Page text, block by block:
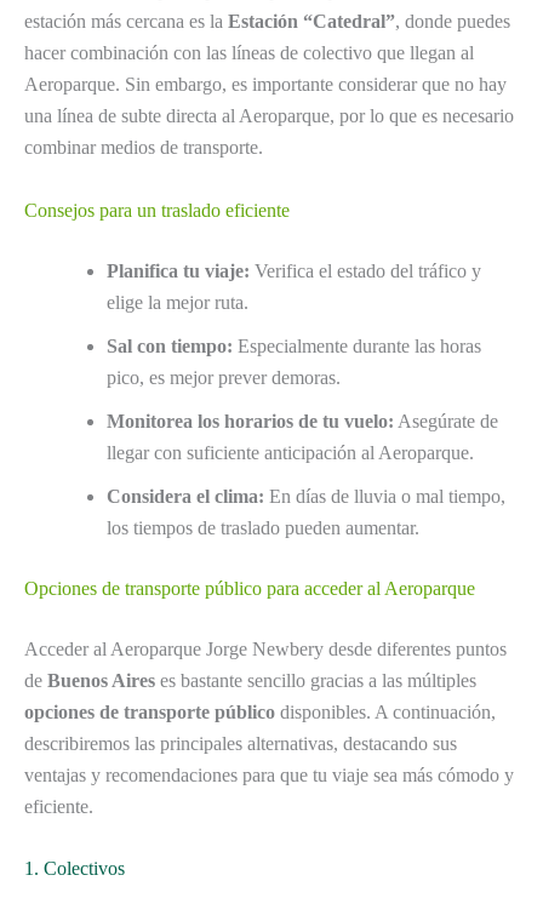
estación más cercana es la Estación “Catedral”, donde puedes
hacer combinación con las líneas de colectivo que llegan al
Aeroparque. Sin embargo, es importante considerar que no hay
una línea de subte directa al Aeroparque, por lo que es necesario
combinar medios de transporte.
Consejos para un traslado eficiente
Planifica tu viaje: Verifica el estado del tráfico y
elige la mejor ruta.
Sal con tiempo: Especialmente durante las horas
pico, es mejor prever demoras.
Monitorea los horarios de tu vuelo: Asegúrate de
llegar con suficiente anticipación al Aeroparque.
Considera el clima: En días de lluvia o mal tiempo,
los tiempos de traslado pueden aumentar.
Opciones de transporte público para acceder al Aeroparque
Acceder al Aeroparque Jorge Newbery desde diferentes puntos
de Buenos Aires es bastante sencillo gracias a las múltiples
opciones de transporte público disponibles. A continuación,
describiremos las principales alternativas, destacando sus
ventajas y recomendaciones para que tu viaje sea más cómodo y
eficiente.
1. Colectivos